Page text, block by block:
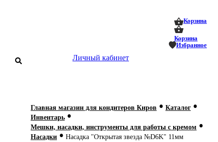
Корзина
Корзина
Избранное
Личный кабинет
Главная магазин для кондитеров Киров • Каталог •
Инвентарь •
Мешки, насадки, инструменты для работы с кремом •
Насадки • Насадка "Открытая звезда №D6K" 11мм